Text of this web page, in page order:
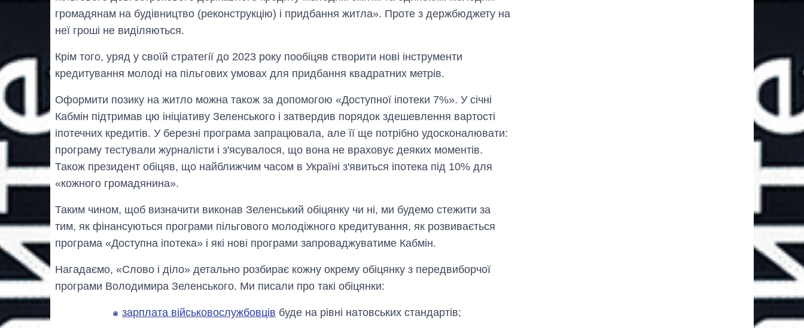
громадянам на будівництво (реконструкцію) і придбання житла». Проте з держбюджету на
неї гроші не виділяються.
Крім того, уряд у своїй стратегії до 2023 року пообіцяв створити нові інструменти
кредитування молоді на пільгових умовах для придбання квадратних метрів.
Оформити позику на житло можна також за допомогою «Доступної іпотеки 7%». У січні
Кабмін підтримав цю ініціативу Зеленського і затвердив порядок здешевлення вартості
іпотечних кредитів. У березні програма запрацювала, але її ще потрібно удосконалювати:
програму тестували журналісти і з'ясувалося, що вона не враховує деяких моментів.
Також президент обіцяв, що найближчим часом в Україні з'явиться іпотека під 10% для
«кожного громадянина».
Таким чином, щоб визначити виконав Зеленський обіцянку чи ні, ми будемо стежити за
тим, як фінансуються програми пільгового молодіжного кредитування, як розвивається
програма «Доступна іпотека» і які нові програми запроваджуватиме Кабмін.
Нагадаємо, «Слово і діло» детально розбирає кожну окрему обіцянку з передвиборчої
програми Володимира Зеленського. Ми писали про такі обіцянки:
зарплата військовослужбовців буде на рівні натовських стандартів;